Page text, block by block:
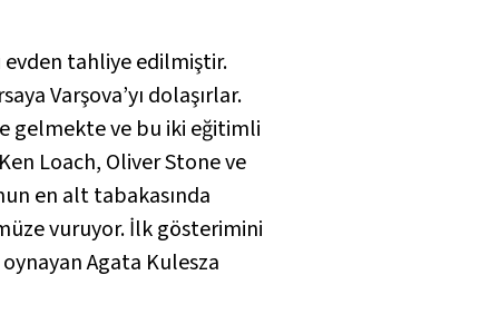
tahliye edilmiştir.
Varşova’yı dolaşırlar.
gelmekte ve bu iki eğitimli
Loach, Oliver Stone ve
en alt tabakasında
vuruyor. İlk gösterimini
Agata Kulesza